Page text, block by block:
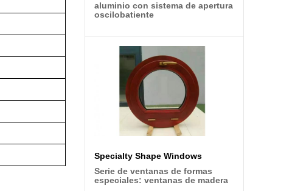
aluminio con sistema de apertura
oscilobatiente
Specialty Shape Windows
Serie de ventanas de formas
especiales: ventanas de madera